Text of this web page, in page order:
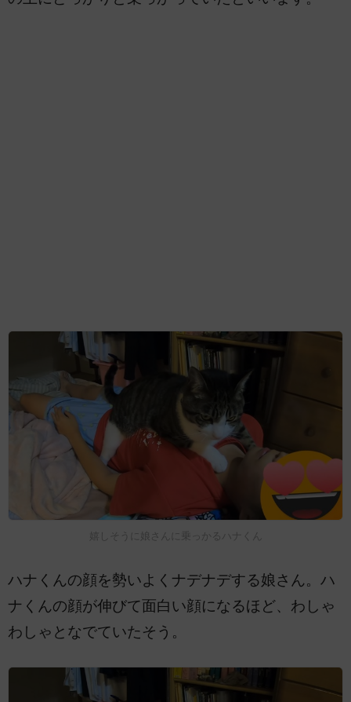
嬉しそうに娘さんに乗っかるハナくん
ハナくんの顔を勢いよくナデナデする娘さん。ハ
ナくんの顔が伸びて面白い顔になるほど、わしゃ
わしゃとなでていたそう。